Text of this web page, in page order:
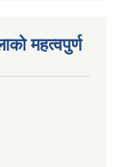
महत्वपुर्ण